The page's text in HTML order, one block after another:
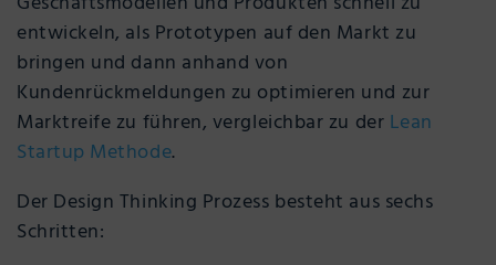
entwickeln, als Prototypen auf den Markt zu
bringen und dann anhand von
Kundenrückmeldungen zu optimieren und zur
Marktreife zu führen, vergleichbar zu der Lean
Startup Methode.
Der Design Thinking Prozess besteht aus sechs
Schritten: